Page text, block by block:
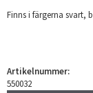
Finns i färgerna svart,
Artikelnummer:
550032